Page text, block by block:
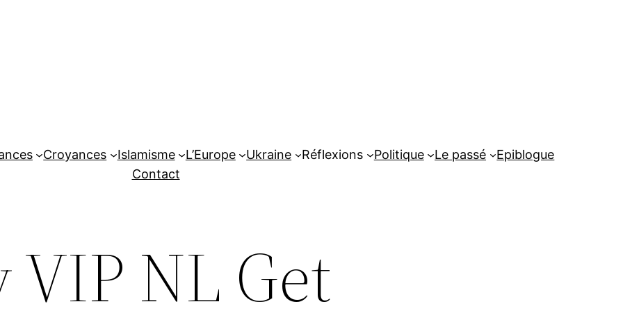
Croyances Islamisme L’Europe Ukraine Réflexions Politique Le passé
Epiblogue
Contact
NL Get